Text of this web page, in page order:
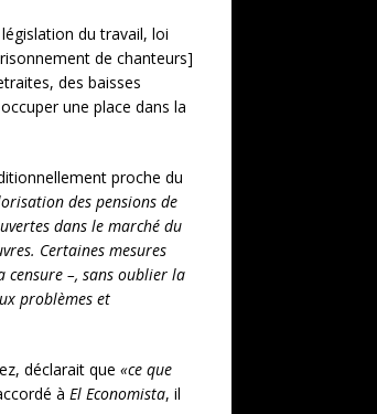
du travail, loi
de chanteurs]
des baisses
une place dans la
proche du
des pensions de
dans le marché du
Certaines mesures
–, sans oublier la
problèmes et
déclarait que «ce que
à El Economista, il